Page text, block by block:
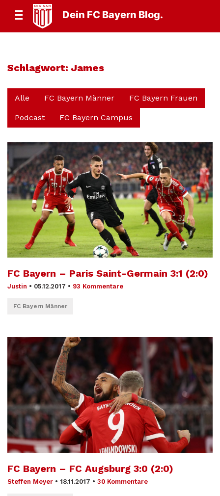
Dein FC Bayern Blog.
Schlagwort: James
Alle FC Bayern Männer FC Bayern Frauen
Podcast FC Bayern Campus
FC Bayern – Paris Saint-Germain 3:1 (2:0)
Justin • 05.12.2017 • 93 Kommentare
FC Bayern Männer
FC Bayern – FC Augsburg 3:0 (2:0)
Steffen Meyer • 18.11.2017 • 30 Kommentare